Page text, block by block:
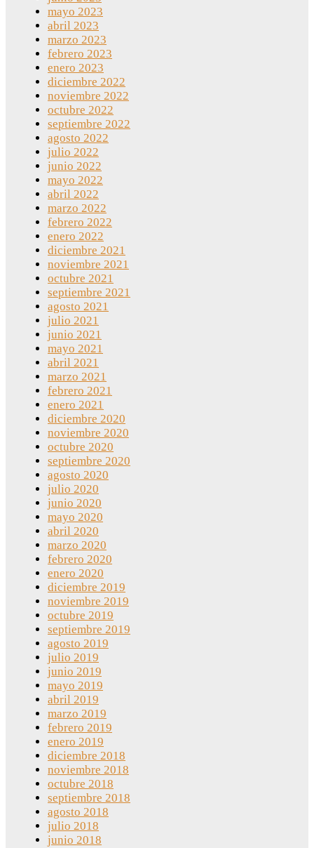
mayo 2023
abril 2023
marzo 2023
febrero 2023
enero 2023
diciembre 2022
noviembre 2022
octubre 2022
septiembre 2022
agosto 2022
julio 2022
junio 2022
mayo 2022
abril 2022
marzo 2022
febrero 2022
enero 2022
diciembre 2021
noviembre 2021
octubre 2021
septiembre 2021
agosto 2021
julio 2021
junio 2021
mayo 2021
abril 2021
marzo 2021
febrero 2021
enero 2021
diciembre 2020
noviembre 2020
octubre 2020
septiembre 2020
agosto 2020
julio 2020
junio 2020
mayo 2020
abril 2020
marzo 2020
febrero 2020
enero 2020
diciembre 2019
noviembre 2019
octubre 2019
septiembre 2019
agosto 2019
julio 2019
junio 2019
mayo 2019
abril 2019
marzo 2019
febrero 2019
enero 2019
diciembre 2018
noviembre 2018
octubre 2018
septiembre 2018
agosto 2018
julio 2018
junio 2018